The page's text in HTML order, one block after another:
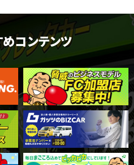
コンテンツ